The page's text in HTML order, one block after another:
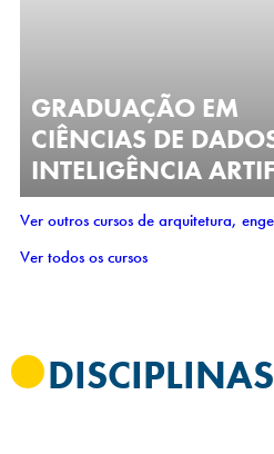
GRADUAÇÃO EM
CIÊNCIAS DE
INTELIGÊNCIA
Ver outros cursos de arquitetura,
Ver todos os cursos
DISCIPLINAS